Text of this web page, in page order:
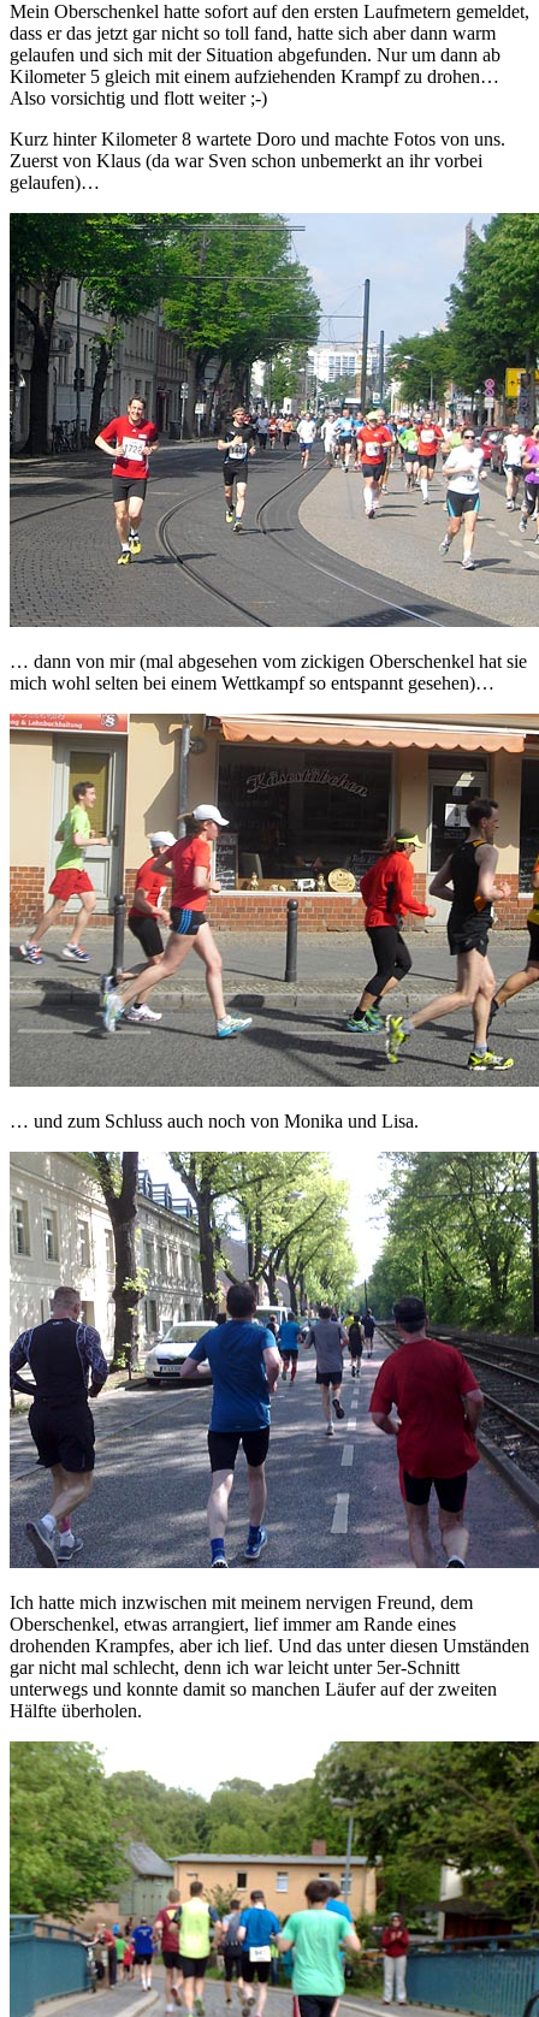
Mein Oberschenkel hatte sofort auf den ersten Laufmetern gemeldet,
dass er das jetzt gar nicht so toll fand, hatte sich aber dann warm
gelaufen und sich mit der Situation abgefunden. Nur um dann ab
Kilometer 5 gleich mit einem aufziehenden Krampf zu drohen…
Also vorsichtig und flott weiter ;-)
Kurz hinter Kilometer 8 wartete Doro und machte Fotos von uns.
Zuerst von Klaus (da war Sven schon unbemerkt an ihr vorbei
gelaufen)…
… dann von mir (mal abgesehen vom zickigen Oberschenkel hat sie
mich wohl selten bei einem Wettkampf so entspannt gesehen)…
… und zum Schluss auch noch von Monika und Lisa.
Ich hatte mich inzwischen mit meinem nervigen Freund, dem
Oberschenkel, etwas arrangiert, lief immer am Rande eines
drohenden Krampfes, aber ich lief. Und das unter diesen Umständen
gar nicht mal schlecht, denn ich war leicht unter 5er-Schnitt
unterwegs und konnte damit so manchen Läufer auf der zweiten
Hälfte überholen.